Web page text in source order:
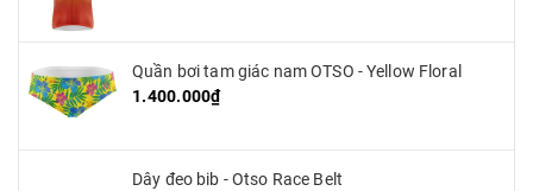
Quần bơi tam giác nam OTSO - Yellow Floral
1.400.000₫
Dây đeo bib - Otso Race Belt